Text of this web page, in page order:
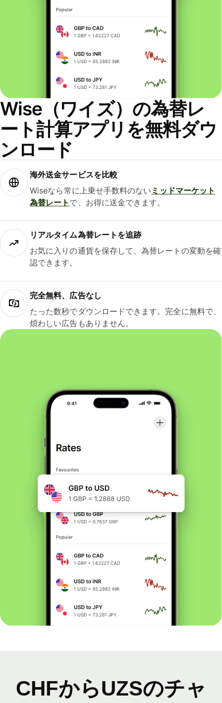
Wise（ワイズ）の為替レ
ート計算アプリを無料ダウ
ンロード
海外送金サービスを比較
Wiseなら常に上乗せ手数料のない ミッドマーケット
為替レート で、お得に送金できます。
リアルタイム為替レートを追跡
お気に入りの通貨を保存して、為替レートの変動を確
認できます。
完全無料、広告なし
たった数秒でダウンロードできます。完全に無料で、
煩わしい広告もありません。
CHFからUZSのチャ